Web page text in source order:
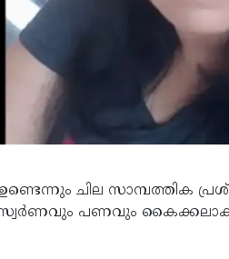
ചില സാമ്പത്തിക
പണവും